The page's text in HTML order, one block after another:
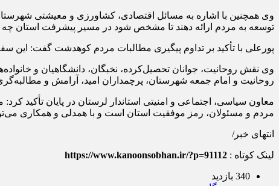
وی همچنین با اشاره به مسائل اقتصادی، کشاورزی و معیشتی
توسعه به مردم ارائه دهند تا مشخص شود در مسیر پیشرفت استان چه
پورعلی با تأکید بر تداوم پیگیری مطالبات مردم کوهدشت گفت: این
وی نقش روحانیت، جوانان تحصیل‌کرده، نخبگان، دانشگاهیان و
روحانیت و امام جمعه شهرستان، پرچمداران امید، آرامش و
معاون سیاسی، اجتماعی و امنیتی استاندار لرستان در پایان تأکید
مردم و مسئولان، رمز موفقیت استان است و با همدلی و همکاری
انتهای خبر/
لینک کوتاه : https://www.kanoonsobhan.ir/?p=91112
340 بازدید